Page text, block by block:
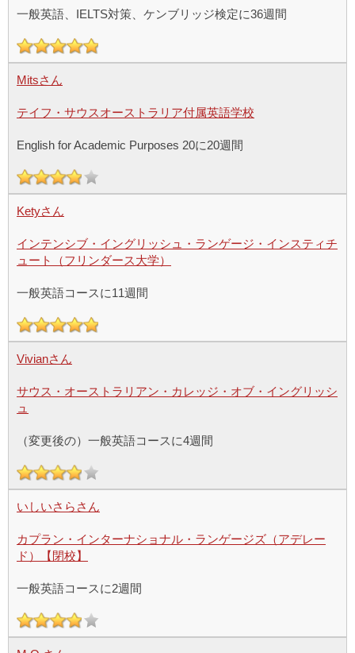
一般英語、IELTS対策、ケンブリッジ検定に36週間
Mitsさん
テイフ・サウスオーストラリア付属英語学校
English for Academic Purposes 20に20週間
Ketyさん
インテンシブ・イングリッシュ・ランゲージ・インスティチ
ュート（フリンダース大学）
一般英語コースに11週間
Vivianさん
サウス・オーストラリアン・カレッジ・オブ・イングリッシ
ュ
（変更後の）一般英語コースに4週間
いしいさらさん
カプラン・インターナショナル・ランゲージズ（アデレー
ド）【閉校】
一般英語コースに2週間